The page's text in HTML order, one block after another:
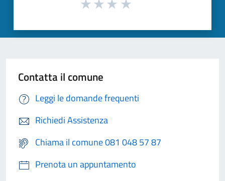
Contatta il comune
Leggi le domande frequenti
Richiedi Assistenza
Chiama il comune 081 048 57 87
Prenota un appuntamento